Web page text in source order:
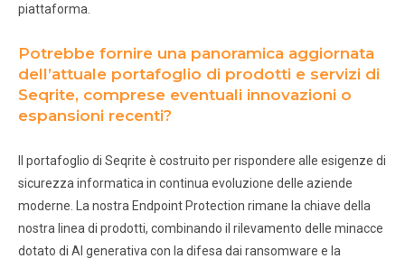
piattaforma.
Potrebbe fornire una panoramica aggiornata
dell’attuale portafoglio di prodotti e servizi di
Seqrite, comprese eventuali innovazioni o
espansioni recenti?
Il portafoglio di Seqrite è costruito per rispondere alle esigenze di
sicurezza informatica in continua evoluzione delle aziende
moderne. La nostra Endpoint Protection rimane la chiave della
nostra linea di prodotti, combinando il rilevamento delle minacce
dotato di AI generativa con la difesa dai ransomware e la